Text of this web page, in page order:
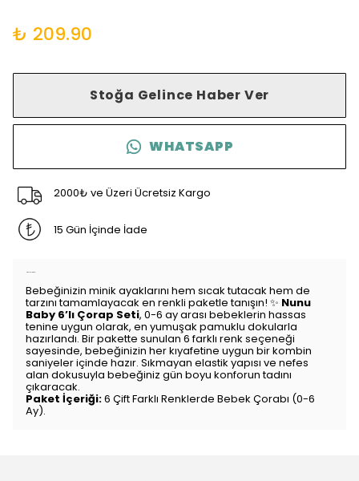
₺ 209.90
Stoğa Gelince Haber Ver
WHATSAPP
2000₺ ve Üzeri Ücretsiz Kargo
15 Gün İçinde İade
Bebeğinizin minik ayaklarını hem sıcak tutacak hem de
tarzını tamamlayacak en renkli paketle tanışın! ✨ Nunu
Baby 6’lı Çorap Seti, 0-6 ay arası bebeklerin hassas
tenine uygun olarak, en yumuşak pamuklu dokularla
hazırlandı. Bir pakette sunulan 6 farklı renk seçeneği
sayesinde, bebeğinizin her kıyafetine uygun bir kombin
saniyeler içinde hazır. Sıkmayan elastik yapısı ve nefes
alan dokusuyla bebeğiniz gün boyu konforun tadını
çıkaracak.
Paket İçeriği:6 Çift Farklı Renklerde Bebek Çorabı (0-6
Ay).